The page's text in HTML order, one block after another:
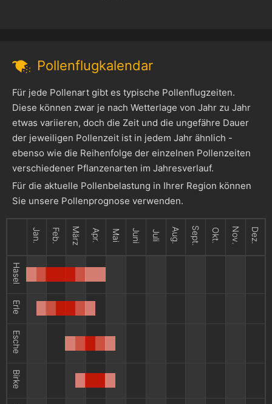
Pollenflugkalendar
Für jede Pollenart gibt es typische Pollenflugzeiten.
Diese können zwar je nach Wetterlage von Jahr zu Jahr
etwas variieren, doch die Zeit und die ungefähre Dauer
der jeweiligen Pollenzeit ist in jedem Jahr ähnlich -
ebenso wie die Reihenfolge der einzelnen Pollenzeiten
verschiedener Pflanzenarten im Jahresverlauf.
Für die aktuelle Pollenbelastung in Ihrer Region können
Sie unsere Pollenprognose verwenden.
Jan. Feb. März Apr. Mai Juni Juli Aug. Sept. Okt. Nov. Dez.
Hasel
Erle
Esche
Birke